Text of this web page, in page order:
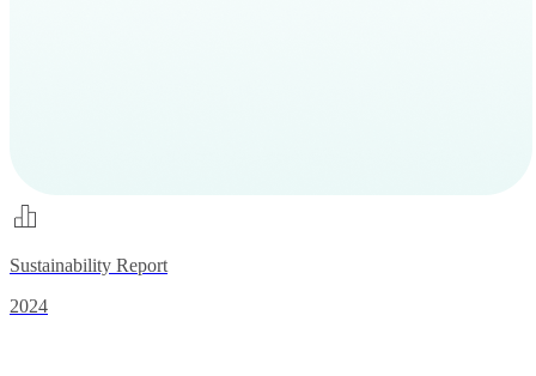
Sustainability Report
2024